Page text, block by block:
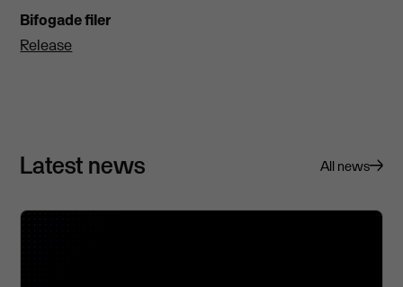
Bifogade filer
Release
Latest news All news